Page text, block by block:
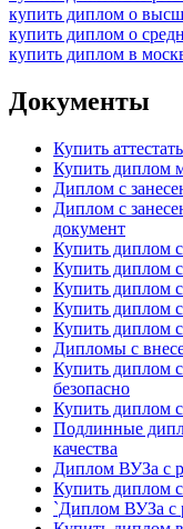
купить диплом о
купить диплом о
купить диплом в
Документы
Купить
Купить диплом
Диплом с
Диплом с
документ
Купить диплом с
Купить диплом с
Купить диплом
Купить диплом
Купить диплом
Дипломы с
Купить диплом
безопасно
Купить диплом
Подлинные
качества
Диплом ВУЗа с
Купить диплом с
`Диплом ВУЗа с